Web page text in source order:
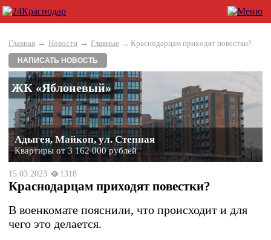
Главная → Новости → Главные → Краснодарцам приходят повестки?
НАПИСАТЬ НОВОСТЬ
ЖК «Яблоневый»
Адыгея, Майкоп, ул. Степная
Квартиры от 3 162 000 рублей
15.03.2023 1318
Краснодарцам приходят повестки?
В военкомате пояснили, что происходит и для
чего это делается.